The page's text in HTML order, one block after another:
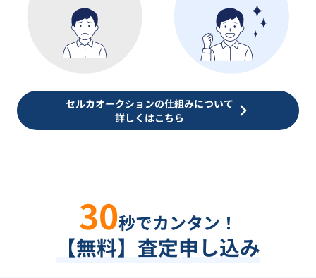
セルカオークションの仕組みについて
詳しくはこちら
30秒でカンタン！
【無料】査定申し込み